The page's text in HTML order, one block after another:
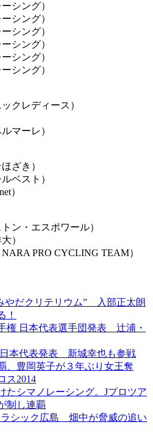
シング）
シング）
シング）
シング）
シング）
シング）
クレディース）
マーレ）
ざき）
ベスト）
）
・エスポワール）
）
PRO CYCLING TEAM）
やだクリテリウム” 入部正太朗
！
権 日本代表選手団発表 辻浦・
本代表発表 新城幸也も参戦
、豊岡英子が３年ぶり女王奪
ス2014
たシマノレーシング。Jプロツア
制し連覇
ラシック広島 畑中が脅威の追い